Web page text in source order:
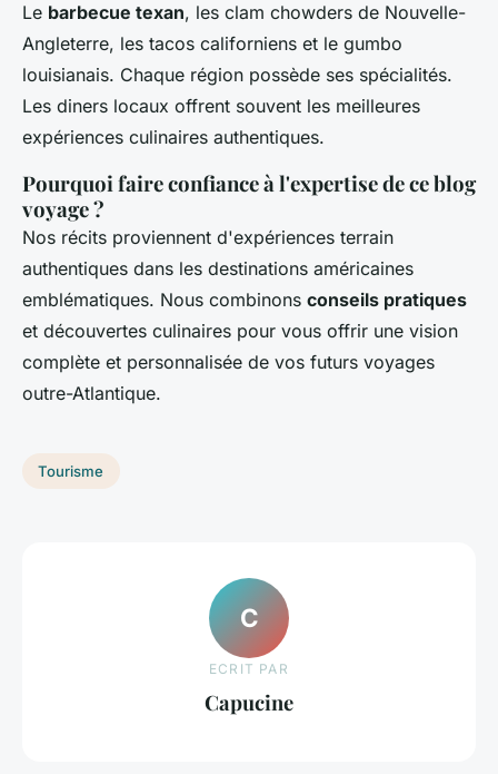
Le barbecue texan, les clam chowders de Nouvelle-
Angleterre, les tacos californiens et le gumbo
louisianais. Chaque région possède ses spécialités.
Les diners locaux offrent souvent les meilleures
expériences culinaires authentiques.
Pourquoi faire confiance à l'expertise de ce blog
voyage ?
Nos récits proviennent d'expériences terrain
authentiques dans les destinations américaines
emblématiques. Nous combinons conseils pratiques
et découvertes culinaires pour vous offrir une vision
complète et personnalisée de vos futurs voyages
outre-Atlantique.
Tourisme
C
ECRIT PAR
Capucine